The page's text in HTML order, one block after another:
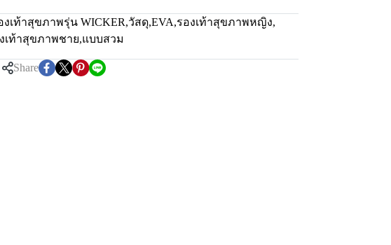
งเท้าสุขภาพรุ่น WICKER,วัสดุ,EVA,รองเท้าสุขภาพหญิง,
เท้าสุขภาพชาย,แบบสวม
Share